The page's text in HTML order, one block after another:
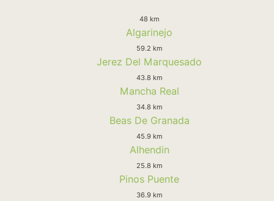
48 km
Algarinejo
59.2 km
Jerez Del Marquesado
43.8 km
Mancha Real
34.8 km
Beas De Granada
45.9 km
Alhendin
25.8 km
Pinos Puente
36.9 km